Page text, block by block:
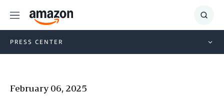
Menu
Show
PRESS CENTER
February 06, 2025